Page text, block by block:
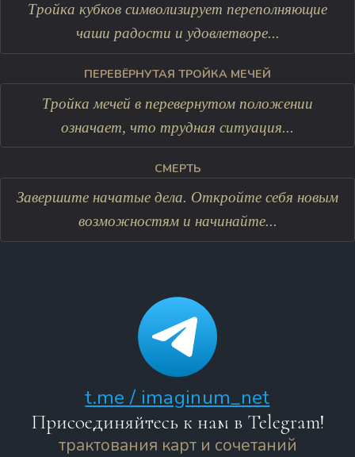
Тройка кубков символизирует переполняющие
чаши радости и удовлетворе...
ПЕРЕВЁРНУТАЯ ТРОЙКА МЕЧЕЙ
Тройка мечей в перевернутом положении
означает, что трудная ситуация...
СМЕРТЬ
Завершите начатые дела. Откройте себя новым
возможностям и начинайте...
t.me / imaginum_net
Присоединяйтесь к нам в Telegram!
трактования карт и сочетаний